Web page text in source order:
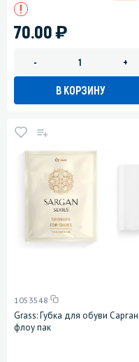
70.00)
- +
В КОРЗИНУ
1053548
Grass: Губка для обуви Сарган
флоу пак